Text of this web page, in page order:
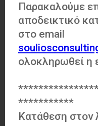
Παρακαλούμε
αποδεικτικό
στο email
ολοκληρωθεί η
***********
Κατάθεση στον